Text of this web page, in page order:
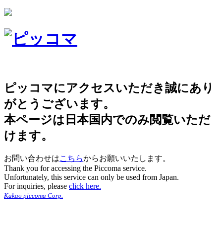
ピッコマにアクセスいただき誠にあり
がとうございます。
本ページは日本国内でのみ閲覧いただ
けます。
お問い合わせはこちらからお願いいたします。
Thank you for accessing the Piccoma service.
Unfortunately, this service can only be used from Japan.
For inquiries, please click here.
Kakao piccoma Corp.